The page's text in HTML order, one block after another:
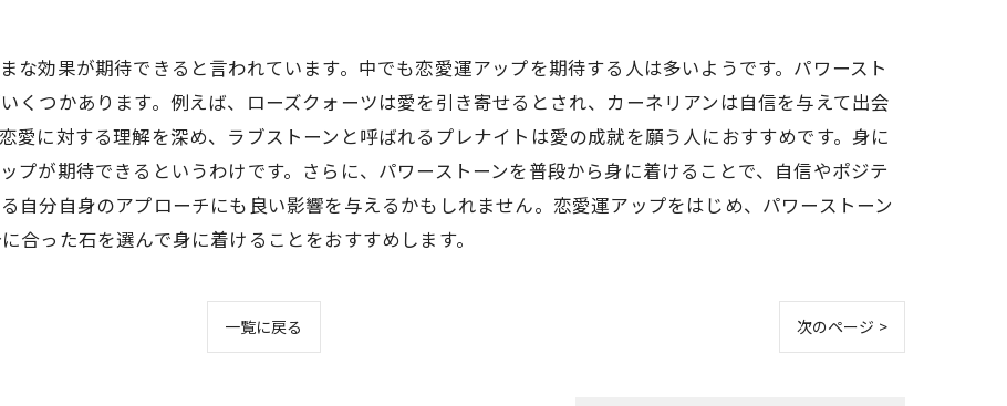
な効果が期待できると言われています。中でも恋愛運アップを期待する人は多いようです。パワースト
くつかあります。例えば、ローズクォーツは愛を引き寄せるとされ、カーネリアンは自信を与えて出会
愛に対する理解を深め、ラブストーンと呼ばれるプレナイトは愛の成就を願う人におすすめです。身に
プが期待できるというわけです。さらに、パワーストーンを普段から身に着けることで、自信やポジテ
自分自身のアプローチにも良い影響を与えるかもしれません。恋愛運アップをはじめ、パワーストーン
合った石を選んで身に着けることをおすすめします。
一覧に戻る 次のページ >